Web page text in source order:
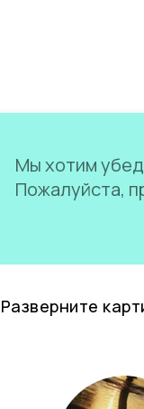
Мы хотим
Пожалуйста,
Разверните